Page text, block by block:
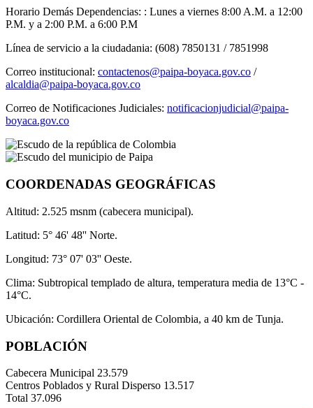
Horario Demás Dependencias: : Lunes a viernes 8:00 A.M. a 12:00
P.M. y a 2:00 P.M. a 6:00 P.M
Línea de servicio a la ciudadania: (608) 7850131 / 7851998
Correo institucional: contactenos@paipa-boyaca.gov.co /
alcaldia@paipa-boyaca.gov.co
Correo de Notificaciones Judiciales: notificacionjudicial@paipa-
boyaca.gov.co
COORDENADAS GEOGRÁFICAS
Altitud: 2.525 msnm (cabecera municipal).
Latitud: 5° 46' 48'' Norte.
Longitud: 73° 07' 03'' Oeste.
Clima: Subtropical templado de altura, temperatura media de 13°C -
14°C.
Ubicación: Cordillera Oriental de Colombia, a 40 km de Tunja.
POBLACIÓN
Cabecera Municipal 23.579
Centros Poblados y Rural Disperso 13.517
Total 37.096